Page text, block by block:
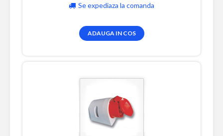
Se expediaza la comanda
ADAUGA IN COS